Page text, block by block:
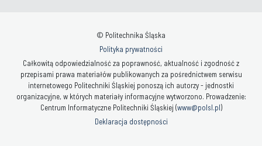
© Politechnika Śląska
Polityka prywatności
Całkowitą odpowiedzialność za poprawność, aktualność i zgodność z
przepisami prawa materiałów publikowanych za pośrednictwem serwisu
internetowego Politechniki Śląskiej ponoszą ich autorzy - jednostki
organizacyjne, w których materiały informacyjne wytworzono. Prowadzenie:
Centrum Informatyczne Politechniki Śląskiej (www@polsl.pl)
Deklaracja dostępności